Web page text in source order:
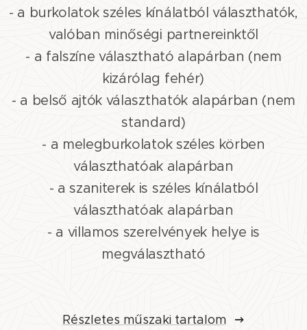
- a burkolatok széles kínálatból választhatók,
valóban minőségi partnereinktől
- a falszíne választható alapárban (nem
kizárólag fehér)
- a belső ajtók választhatók alapárban (nem
standard)
- a melegburkolatok széles körben
választhatóak alapárban
- a szaniterek is széles kínálatból
választhatóak alapárban
- a villamos szerelvények helye is
megválasztható
Részletes műszaki tartalom